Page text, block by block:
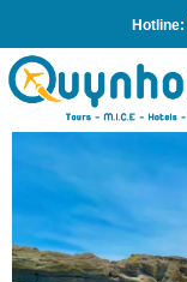
Hotline: